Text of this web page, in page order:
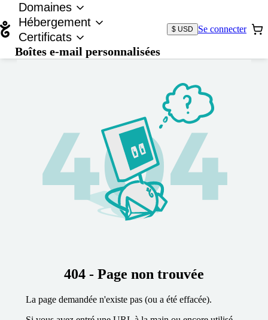
Domaines
Hébergement
Certificats
Boîtes e-mail personnalisées
$ USD Se connecter
404 - Page non trouvée
La page demandée n'existe pas (ou a été effacée).